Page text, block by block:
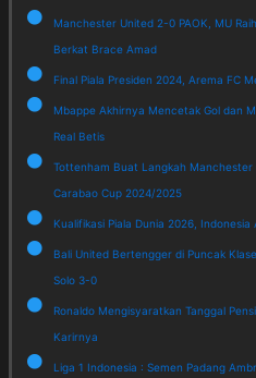
Manchester United 2-0 PAOK, MU
Berkat Brace Amad
Final Piala Presiden 2024, Arema FC
Mbappe Akhirnya Mencetak Gol dan
Real Betis
Tottenham Buat Langkah
Carabao Cup 2024/2025
Kualifikasi Piala Dunia 2026, Indonesia
Bali United Bertengger di Puncak
Solo 3-0
Ronaldo Mengisyaratkan Tanggal
Karirnya
Liga 1 Indonesia : Semen Padang